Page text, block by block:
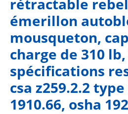
rétractable
émerillon
mousqueton,
charge de 310
spécifications
csa z259.2.2
1910.66, osha